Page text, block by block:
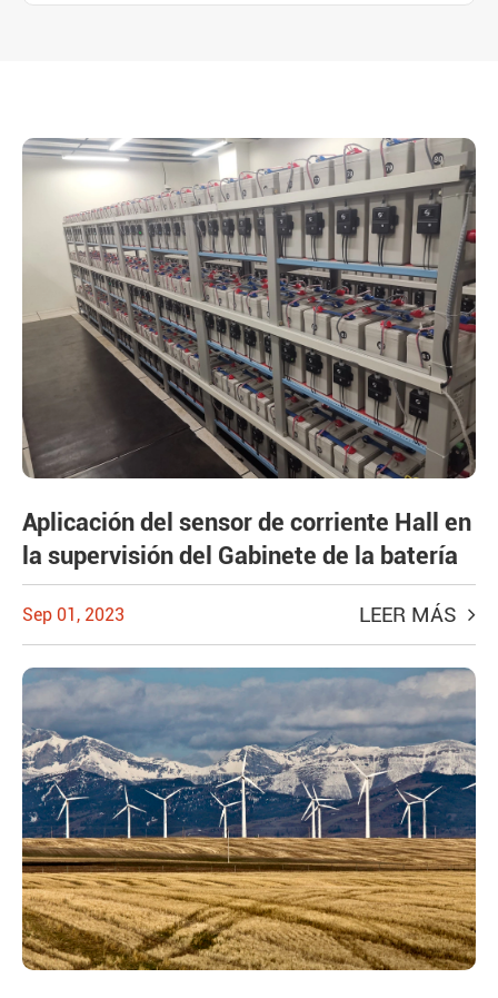
Aplicación del sensor de corriente Hall en
la supervisión del Gabinete de la batería
Sep 01, 2023 LEER MÁS